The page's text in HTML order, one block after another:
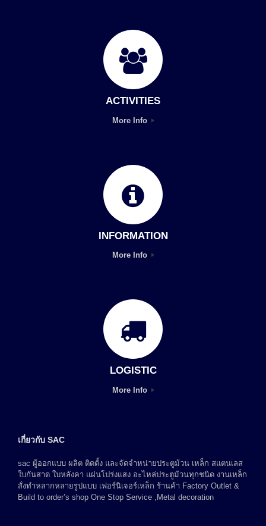
ACTIVITIES
More Info
INFORMATION
More Info
LOGISTIC
More Info
เกี่ยวกับ SAC
sac ผู้ออกแบบ ผลิต ติดตั้ง และจัดจำหน่ายประตูม้วน เหล็ก สแตนเลส
ใบกันสาด ใบหลังคา แผ่นโปร่งแสง อะไหล่ประตูม้วนทุกชนิด งานเหล็ก
สั่งทำหลากหลายรูปแบบ เฟอร์นิเจอร์เหล็ก ร้านค้า Factory Outlet &
Build to order’s shop One Stop Service ,Metal decoration